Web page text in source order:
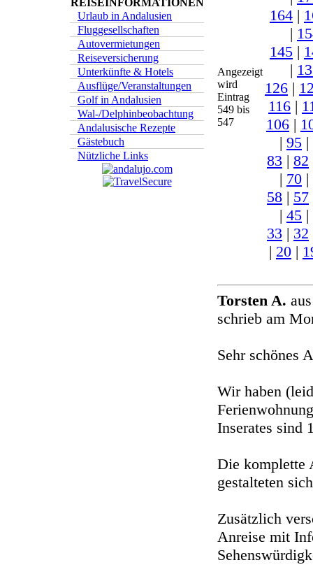
REISEINFORMATIONEN
Urlaub in Andalusien
Fluggesellschaften
Autovermietungen
Reiseversicherung
Unterkünfte & Hotels
Ausflüge/Veranstaltungen
Golf in Andalusien
Wal-/Delphinbeobachtung
Andalusische Rezepte
Gästebuch
Nützliche Links
Angezeigt
wird
Eintrag
549 bis
547
164 |
|
145 |
|
126 |
116 |
106 |
| 95 |
83 | 82
| 70 |
58 | 57
| 45 |
33 | 32
| 20 |
Torsten A.
schrieb am
Sehr schönes
Wir haben
Inserates sind
Die komplette
gestalteten
Zusätzlich
Anreise mit